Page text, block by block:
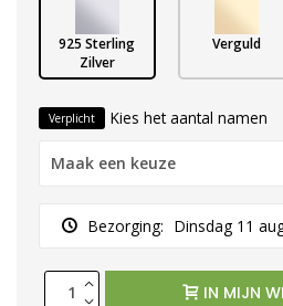
925 Sterling
Zilver
Verguld
Verplicht Kies het aantal namen
Maak een keuze
Bezorging: Dinsdag 11
IN MIJN